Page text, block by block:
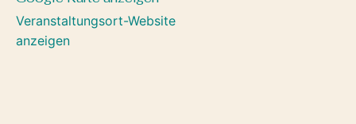
Veranstaltungsort-Website
anzeigen